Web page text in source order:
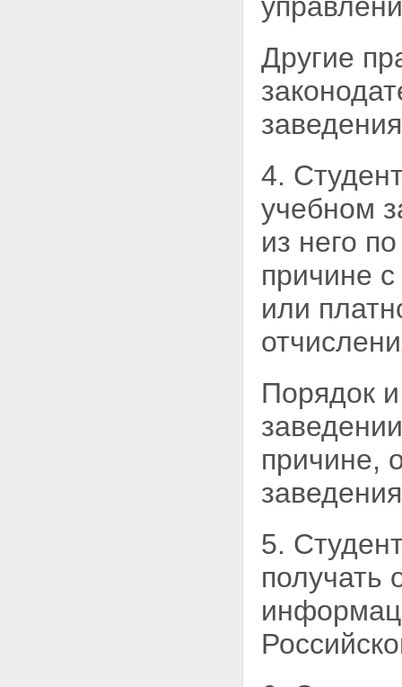
Другие
4.
учебном
из него
причине
или
Порядок
причине,
5.
получать